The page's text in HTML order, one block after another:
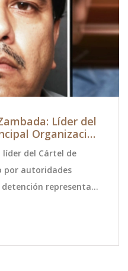
Líder del
Organización
líder del Cártel de
por autoridades
detención representa
poderosas de